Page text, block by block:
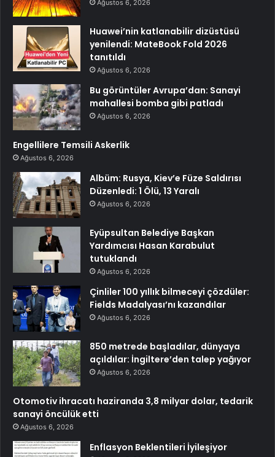
Ağustos 6, 2026
Huawei’nin katlanabilir dizüstüsü
yenilendi: MateBook Fold 2026
tanıtıldı
Ağustos 6, 2026
Bu görüntüler Avrupa’dan: Sanayi
mahallesi bomba gibi patladı
Ağustos 6, 2026
Engellilere Temsili Askerlik
Ağustos 6, 2026
Albüm: Rusya, Kiev’e Füze Saldırısı
Düzenledi: 1 Ölü, 13 Yaralı
Ağustos 6, 2026
Eyüpsultan Belediye Başkan
Yardımcısı Hasan Karabulut
tutuklandı
Ağustos 6, 2026
Çinliler 100 yıllık bilmeceyi çözdüler:
Fields Madalyası’nı kazandılar
Ağustos 6, 2026
850 metrede başladılar, dünyaya
açıldılar: İngiltere’den talep yağıyor
Ağustos 6, 2026
Otomotiv ihracatı haziranda 3,8 milyar dolar, tedarik
sanayi öncülük etti
Ağustos 6, 2026
Enflasyon Beklentileri İyileşiyor